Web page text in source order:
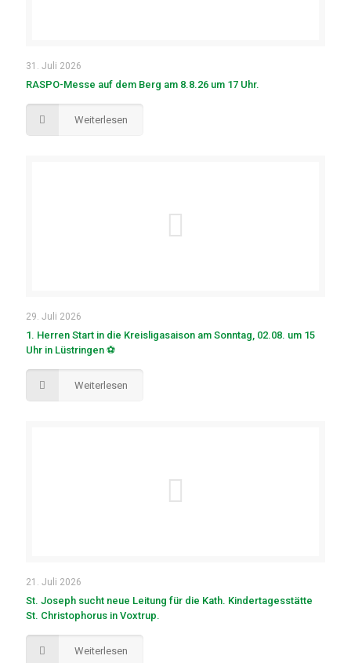
31. Juli 2026
RASPO-Messe auf dem Berg am 8.8.26 um 17 Uhr.
Weiterlesen
29. Juli 2026
1. Herren Start in die Kreisligasaison am Sonntag, 02.08. um 15
Uhr in Lüstringen ⚽
Weiterlesen
21. Juli 2026
St. Joseph sucht neue Leitung für die Kath. Kindertagesstätte
St. Christophorus in Voxtrup.
Weiterlesen